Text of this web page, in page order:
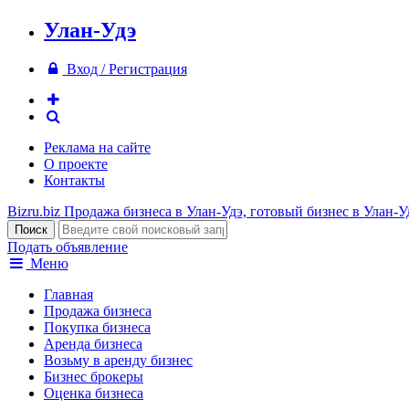
Улан-Удэ
Вход / Регистрация
Реклама на сайте
О проекте
Контакты
Bizru.biz Продажа бизнеса в Улан-Удэ, готовый бизнес в Улан-
Подать объявление
Меню
Главная
Продажа бизнеса
Покупка бизнеса
Аренда бизнеса
Возьму в аренду бизнес
Бизнес брокеры
Оценка бизнеса